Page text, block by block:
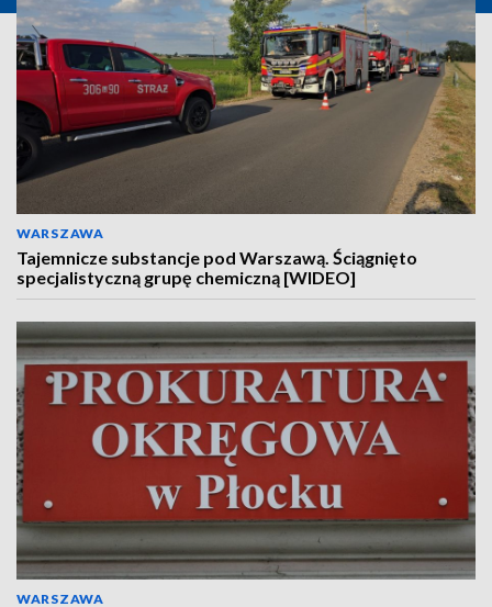
WARSZAWA
Tajemnicze substancje pod Warszawą. Ściągnięto
specjalistyczną grupę chemiczną [WIDEO]
WARSZAWA